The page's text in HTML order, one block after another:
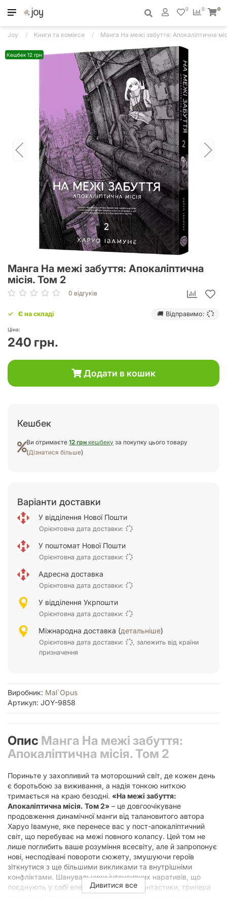
0
0 0
Joy Книги та комікси Манга На межі забуття: Апокаліптична
Кешбек 12 грн
Манга На межі забуття: Апокаліптична
місія. Том 2
0 відгуків
Є на складі 🚚 Відправимо:
Ціна:
240 грн.
Додати в кошик
Кешбек
Ви отримаєте 12 грн кешбеку за покупку цього товару
(Дізнатися більше)
Варіанти доставки
У відділення Нової Пошти
Орієнтовна дата доставки:
У поштомат Нової Пошти
Орієнтовна дата доставки:
Адресна доставка
Орієнтовна дата доставки:
У відділення Укрпошти
Орієнтовна дата доставки:
Міжнародна доставка (детальніше)
Орієнтовна дата доставки:
, залежить від країни
призначення
Виробник: Mal`Opus
Артикул: JOY-9858
Опис Манга На межі забуття:
Апокаліптична місія. Том 2
Пориньте у захопливий та моторошний світ, де кожен день
є боротьбою за виживання, а надія тонкою ниткою
тримається на краю безодні. «На межі забуття:
Апокаліптична місія. Том 2» – це довгоочікуване
продовження динамічної манги від талановитого автора
Харуо Івамуне, яке перенесе вас у пост-апокаліптичний
світ, що перебуває на межі повного колапсу. Цей том не
лише поглибить ваше розуміння всесвіту, але й запропонує
нові, несподівані повороти сюжету, змушуючи героїв
зіткнутися з ще більшими викликами та внутрішніми
конфліктами. Шанувальники інтенсивних наративів, що
поєднують у собі елементи наукової фантастики, трилера
Дивитися все